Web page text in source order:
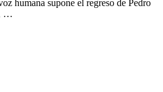
humana supone el regreso de Pedro
…